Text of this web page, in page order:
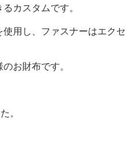
カスタムです。
用し、ファスナーはエクセ
お財布です。
。